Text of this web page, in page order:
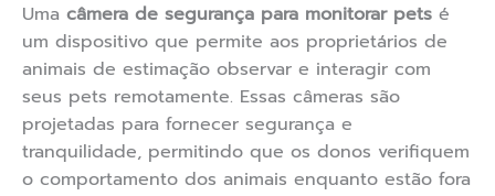
Uma câmera de segurança para monitorar pets é
um dispositivo que permite aos proprietários de
animais de estimação observar e interagir com
seus pets remotamente. Essas câmeras são
projetadas para fornecer segurança e
tranquilidade, permitindo que os donos verifiquem
o comportamento dos animais enquanto estão fora